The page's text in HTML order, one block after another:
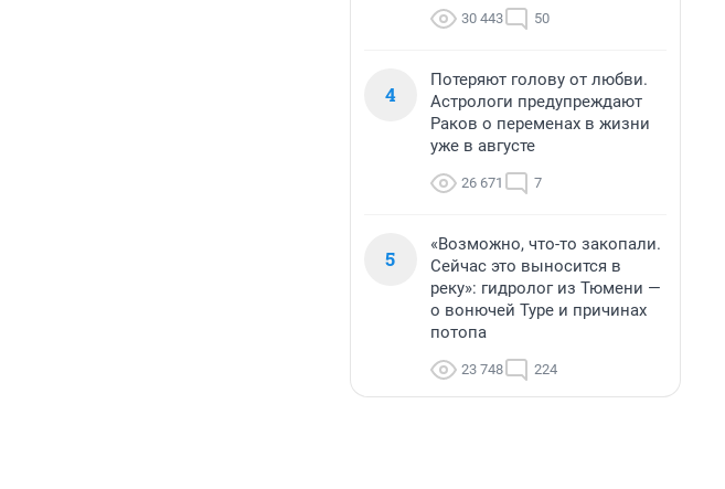
30 443 50
4
Потеряют голову от любви.
Астрологи предупреждают
Раков о переменах в жизни
уже в августе
26 671 7
5
«Возможно, что-то закопали.
Сейчас это выносится в
реку»: гидролог из Тюмени —
о вонючей Туре и причинах
потопа
23 748 224